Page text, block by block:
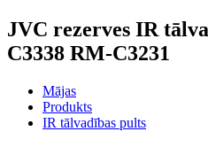
JVC rezerves IR
C3338 RM-C3231
Mājas
Produkts
IR tālvadības pults